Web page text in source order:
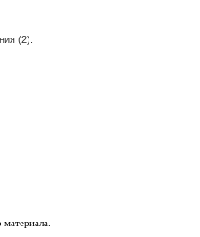
(2).